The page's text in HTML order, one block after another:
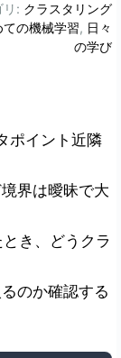
リ: クラスタリング
ての機械学習, 日々
の学び
ポイント近隣
界は曖昧で大
き、どうクラ
のか確認する